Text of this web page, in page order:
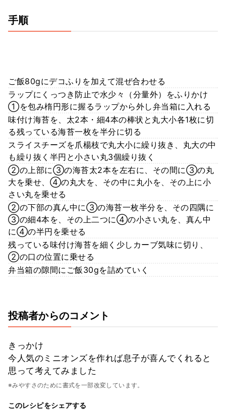
手順
ご飯80gにデコふりを加えて混ぜ合わせる
ラップにくっつき防止で水少々（分量外）をふりかけ
①を包み楕円形に握るラップから外し弁当箱に入れる
味付け海苔を、太2本・細4本の棒状と丸大小各1枚に切
る残っている海苔一枚を半分に切る
スライスチーズを爪楊枝で丸大小に繰り抜き、丸大の中
も繰り抜く半円と小さい丸3個繰り抜く
②の上部に③の海苔太2本を左右に、その間に③の丸
大を乗せ、④の丸大を、その中に丸小を、その上に小
さい丸を乗せる
②の下部の真ん中に③の海苔一枚半分を、その四隅に
③の細4本を、その上二つに④の小さい丸を、真ん中
に④の半円を乗せる
残っている味付け海苔を細く少しカーブ気味に切り、
②の口の位置に乗せる
弁当箱の隙間にご飯30gを詰めていく
投稿者からのコメント
きっかけ
今人気のミニオンズを作れば息子が喜んでくれると
思って考えてみました
※みやすさのために書式を一部改変しています。
このレシピをシェアする